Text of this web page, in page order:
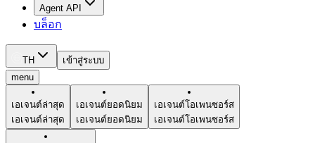
Agent API
บล็อก
TH
เข้าสู่ระบบ
menu
เอเจนต์ล่าสุด
เอเจนต์ล่าสุด
เอเจนต์ยอดนิยม
เอเจนต์ยอดนิยม
เอเจนต์โอเพนซอร์ส
เอเจนต์โอเพนซอร์ส